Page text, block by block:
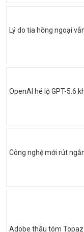
Lý do tia hồng ngoại
OpenAI hé lộ GPT-5.6
Công nghệ mới rút
Adobe thâu tóm